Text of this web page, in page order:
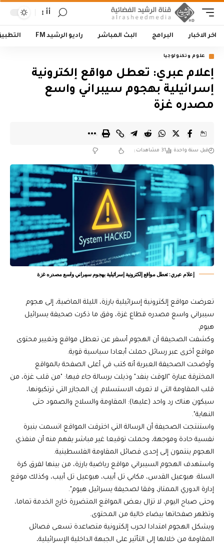
أأ
اخر الاخبار البرامج البث المباشر راديو الرشيد FM
علوم وتكنولوجيا
إعلام عبري: تعطل مواقع إلكترونية
إسرائيلية بهجوم سيبراني واسع
مصدره غزة
قبل سنة واحدة 31 مشاهدات
إعلام عبري: تعطل مواقع إلكترونية إسرائيلية بهجوم سيبراني واسع مصدره غزة
تعرضت مواقع إلكترونية إسرائيلية بارزة، الليلة الماضية، إلى هجوم
سيبراني واسع مصدره قطاع غزة، وفق ما ذكرت صحيفة يسرائيل
هيوم.
وكشفت الصحيفة أن الهجوم أسفر عن تعطل مواقع وتغيير محتوى
مواقع أخرى عبر رسائل حملت أبعادا سياسية قوية.
وأوضحت الصحيفة العبرية أنه كتب في أعلى الصفحة بالمواقع
المخترقة عبارة "الوقت ينفد" وذيلت برسالة جاء فيها: "من قلب غزة، من
قلب المقاومة التي لا تعرف الاستسلام. إن المجازر التي ترتكبونها،
سيكون هناك رد واحد (عليها): المقاومة والسلاح والصمود حتى
النهاية".
واستنتجت الصحيفة أن الرسالة التي اخترقت المواقع اتسمت بنبرة
نفسية حادة وموجهة، وحملت توقيعا غير مباشر يفهم منه أن منفذي
الهجوم ينتمون إلى إحدى فصائل المقاومة الفلسطينية.
واستهدف الهجوم السيبراني مواقع رياضية بارزة، من بينها لفرق كرة
السلة: هبوعيل القدس، مكابي تل أبيب، هبوعيل تل أبيب، وكذلك موقع
إدارة الدوري الممتاز، وفقا لصحيفة يسرائيل هيوم".
وحتى صباح اليوم، لا تزال بعض المواقع المتضررة خارج الخدمة تماما،
وتظهر صفحاتها بيضاء خالية من المحتوى.
ويشكل الهجوم امتدادا لحرب إلكترونية متصاعدة تسعى فصائل
المقاومة من خلالها إلى التأثير على الجبهة الداخلية الإسرائيلية،